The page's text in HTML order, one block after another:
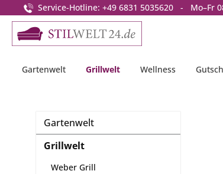
Zur Hauptnavigation springen
Service-Hotline: +49 6831 5035620 - Mo–Fr
Gartenwelt Grillwelt Wellness
Gartenwelt
Grillwelt
Weber Grill